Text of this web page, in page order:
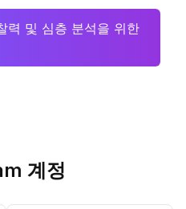
력 및 심층 분석을 위한
계정